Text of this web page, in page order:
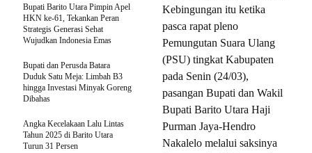
Kebingungan itu ketika
pasca rapat pleno
Pemungutan Suara Ulang
(PSU) tingkat Kabupaten
pada Senin (24/03),
pasangan Bupati dan Wakil
Bupati Barito Utara Haji
Purman Jaya-Hendro
Nakalelo melalui saksinya
Bupati Barito Utara Pimpin Apel
HKN ke-61, Tekankan Peran
Strategis Generasi Sehat
Wujudkan Indonesia Emas
Bupati dan Perusda Batara
Duduk Satu Meja: Limbah B3
hingga Investasi Minyak Goreng
Dibahas
Angka Kecelakaan Lalu Lintas
Tahun 2025 di Barito Utara
Turun 31 Persen